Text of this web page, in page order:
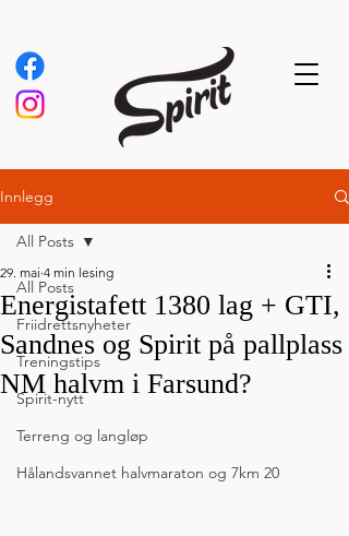
Innlegg
All Posts
Friidrettsnyheter
Treningstips
Spirit-nytt
Terreng og langløp
Hålandsvannet halvmaraton og 7km 20
All Posts
Energistafett 1380 lag + GTI,
Sandnes og Spirit på pallplass
NM halvm i Farsund?
29. mai 4 min lesing